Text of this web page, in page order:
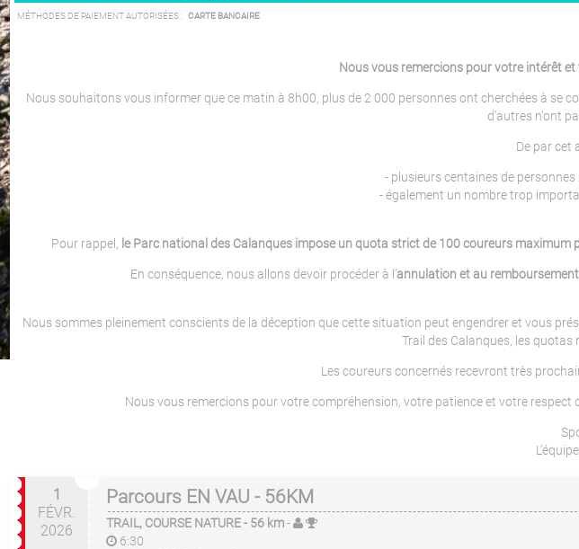
MÉTHODES DE PAIEMENT AUTORISÉES : CARTE BANCAIRE
Nous vous remercions pour votre intérêt
Nous souhaitons vous informer que ce matin à 8h00, plus de 2 000 personnes ont cherchées à se
d'autres n'ont
De par cet
- plusieurs centaines de personnes
- également un nombre trop
Pour rappel, le Parc national des Calanques impose un quota strict de 100 coureurs
En conséquence, nous allons devoir procéder à l’annulation et au
Nous sommes pleinement conscients de la déception que cette situation peut engendrer et vous
Trail des Calanques, les quotas
Les coureurs concernés recevront très
Nous vous remercions pour votre compréhension, votre patience et votre
1
FÉVR.
2026
Parcours EN VAU - 56KM
TRAIL, COURSE NATURE- 56 km-
6:30